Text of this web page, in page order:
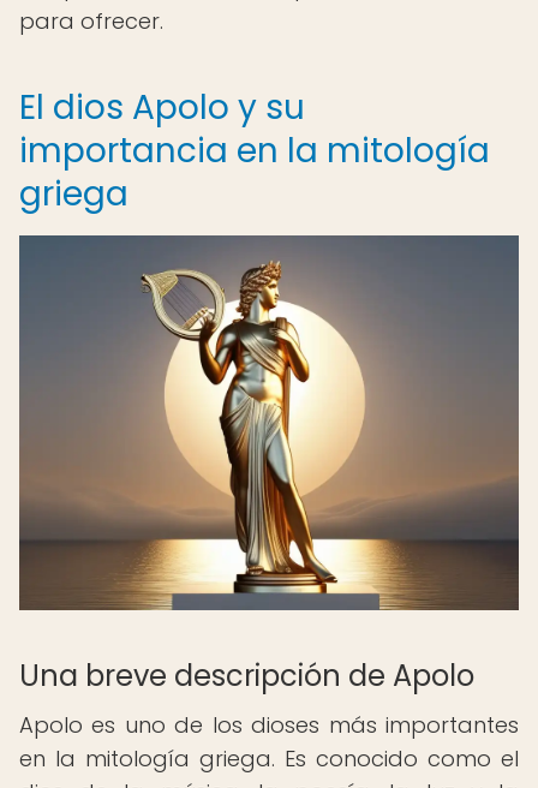
para ofrecer.
El dios Apolo y su
importancia en la mitología
griega
Una breve descripción de Apolo
Apolo es uno de los dioses más importantes
en la mitología griega. Es conocido como el